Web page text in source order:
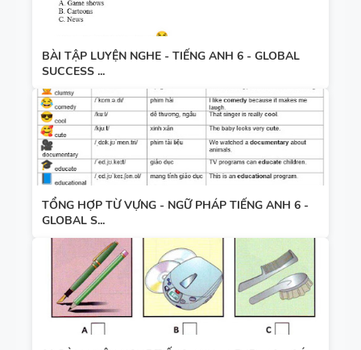
BÀI TẬP LUYỆN NGHE - TIẾNG ANH 6 - GLOBAL
SUCCESS ...
TỔNG HỢP TỪ VỰNG - NGỮ PHÁP TIẾNG ANH 6 -
GLOBAL S...